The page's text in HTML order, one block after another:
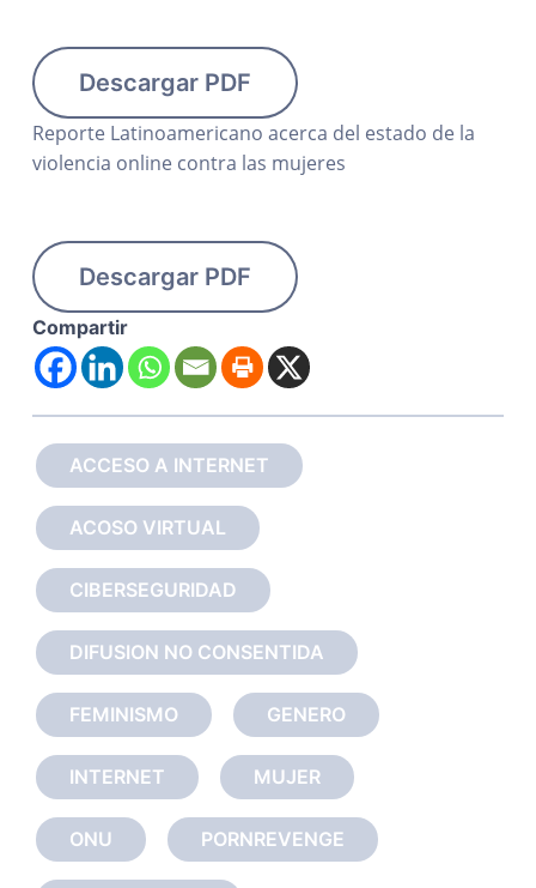
Descargar PDF
Reporte Latinoamericano acerca del estado de la
violencia online contra las mujeres
Descargar PDF
Compartir
ACCESO A INTERNET
ACOSO VIRTUAL
CIBERSEGURIDAD
DIFUSION NO CONSENTIDA
FEMINISMO GENERO
INTERNET MUJER
ONU PORNREVENGE